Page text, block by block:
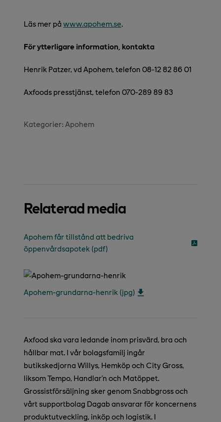
Läs mer på www.apohem.se.
För ytterligare information, kontakta
Henrik Patzer, vd Apohem, telefon 08-12 82 86 01
Axfoods presstjänst, telefon 070-289 89 83
Kategorier: Apohem
Relaterad media
Apohem får tillstånd att bedriva
öppenvårdsapotek (pdf)
Apohem-grundarna-henrik (jpg)
Axfood ska vara ledande inom prisvärd, bra och
hållbar mat. I vår bolagsfamilj ingår
butikskedjorna Willys, Hemköp och City Gross,
liksom Tempo, Handlar’n och Matöppet.
Grossistförsäljning sker genom Snabbgross och
vårt supportbolag Dagab ansvarar för koncernens
produktutveckling, inköp och logistik. I